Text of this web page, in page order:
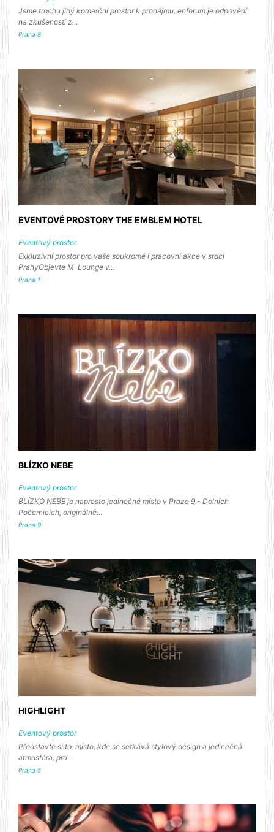
Jsme trochu jiný komerční prostor k pronájmu, enforum je odpovědí
na zkušenosti z…
Praha 8
EVENTOVÉ PROSTORY THE EMBLEM HOTEL
Eventový prostor
Exkluzivní prostor pro vaše soukromé i pracovní akce v srdci
PrahyObjevte M-Lounge v…
Praha 1
BLÍZKO NEBE
Eventový prostor
BLÍZKO NEBE je naprosto jedinečné místo v Praze 9 - Dolních
Počernicích, originálně…
Praha 9
HIGHLIGHT
Eventový prostor
Představte si to: místo, kde se setkává stylový design a jedinečná
atmosféra, pro…
Praha 5